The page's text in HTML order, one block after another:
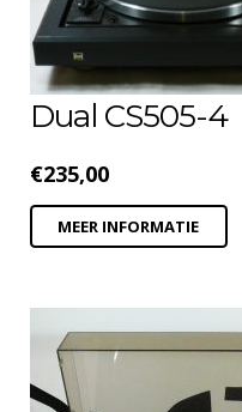
Dual CS505-4
€235,00
MEER INFORMATIE